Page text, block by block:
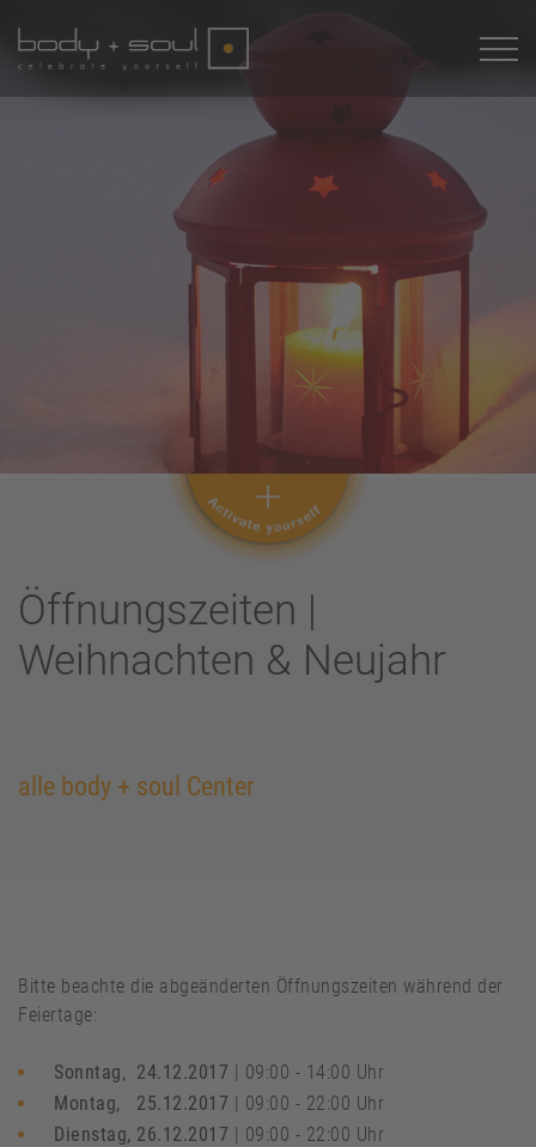
Öffnungszeiten |
Weihnachten & Neujahr
alle body + soul Center
Bitte beachte die abgeänderten Öffnungszeiten während der
Feiertage:
Sonntag, 24.12.2017 | 09:00 - 14:00 Uhr
Montag, 25.12.2017 | 09:00 - 22:00 Uhr
Dienstag, 26.12.2017 | 09:00 - 22:00 Uhr